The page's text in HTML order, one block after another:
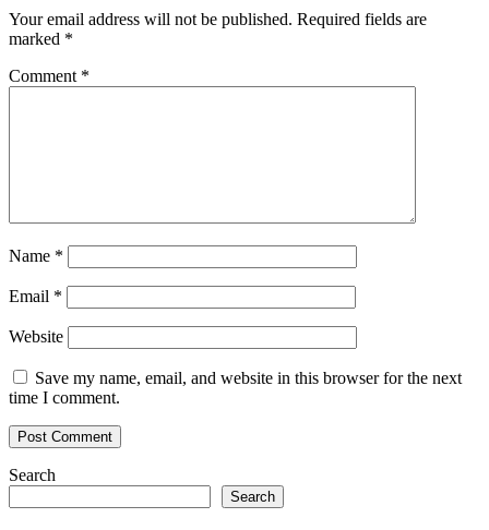
Your email address will not be published. Required fields are
marked *
Comment *
Name *
Email *
Website
Save my name, email, and website in this browser for the next
time I comment.
Search
Search